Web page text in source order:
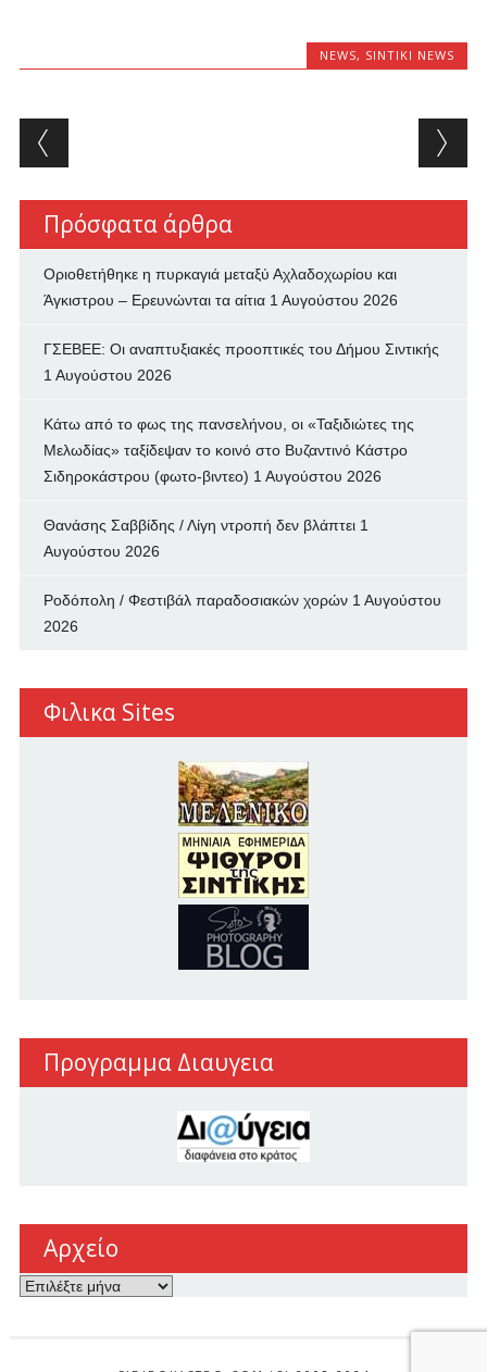
NEWS, SINTIKI NEWS
Post navigation
Πρόσφατα άρθρα
Οριοθετήθηκε η πυρκαγιά μεταξύ Αχλαδοχωρίου και
Άγκιστρου – Ερευνώνται τα αίτια 1 Αυγούστου 2026
ΓΣΕΒΕΕ: Οι αναπτυξιακές προοπτικές του Δήμου Σιντικής
1 Αυγούστου 2026
Κάτω από το φως της πανσελήνου, οι «Ταξιδιώτες της
Μελωδίας» ταξίδεψαν το κοινό στο Βυζαντινό Κάστρο
Σιδηροκάστρου (φωτο-βιντεο) 1 Αυγούστου 2026
Θανάσης Σαββίδης / Λίγη ντροπή δεν βλάπτει 1
Αυγούστου 2026
Ροδόπολη / Φεστιβάλ παραδοσιακών χορών 1 Αυγούστου
2026
Φιλικα Sites
Προγραμμα Διαυγεια
Αρχείο
Αρχείο